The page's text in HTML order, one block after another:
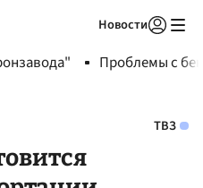
Новости
Проблемы с
ТВЗ